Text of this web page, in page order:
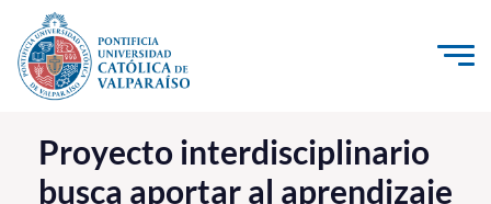
Click acá para ir directamente al contenido
La Universidad
Investigación, Creación e Innovación
Proyecto interdisciplinario
busca aportar al aprendizaje